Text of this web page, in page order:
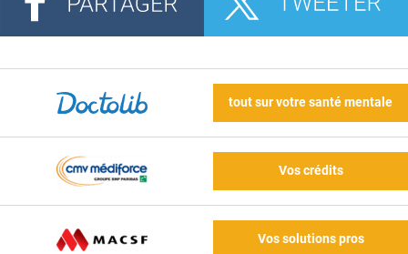
tout sur votre santé mentale
Vos crédits
Vos solutions pros